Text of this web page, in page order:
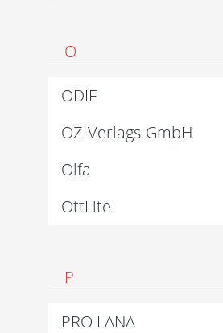
O
ODIF
OZ-Verlags-GmbH
Olfa
OttLite
P
PRO LANA